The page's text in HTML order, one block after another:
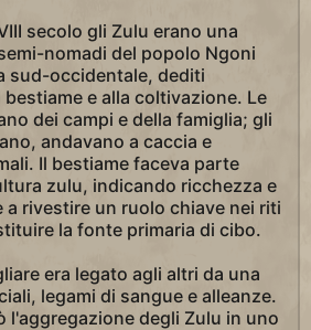
secolo gli Zulu erano una
nomadi del popolo Ngoni
sud-occidentale, dediti
e alla coltivazione. Le
dei campi e della famiglia; gli
andavano a caccia e
Il bestiame faceva parte
zulu, indicando ricchezza e
rivestire un ruolo chiave nei riti
la fonte primaria di cibo.
era legato agli altri da una
legami di sangue e alleanze.
l'aggregazione degli Zulu in uno